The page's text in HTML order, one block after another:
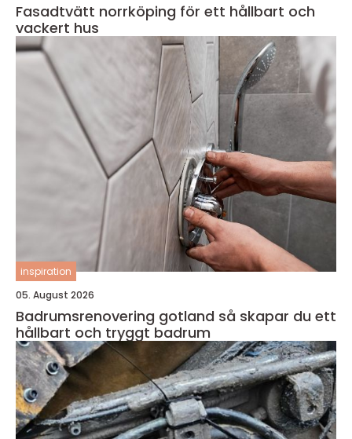
Fasadtvätt norrköping för ett hållbart och
vackert hus
inspiration
05. August 2026
Badrumsrenovering gotland så skapar du ett
hållbart och tryggt badrum